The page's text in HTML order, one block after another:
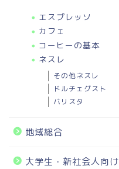
エスプレッソ
カフェ
コーヒーの基本
ネスレ
その他ネスレ
ドルチェグスト
バリスタ
地域総合
大学生・新社会人向け